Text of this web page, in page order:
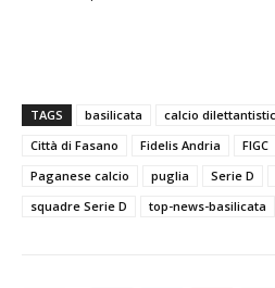
TAGS basilicata calcio
Città di Fasano
Fidelis Andria FIGC
Paganese calcio
puglia Serie D
squadre Serie D
top-news-basilicata